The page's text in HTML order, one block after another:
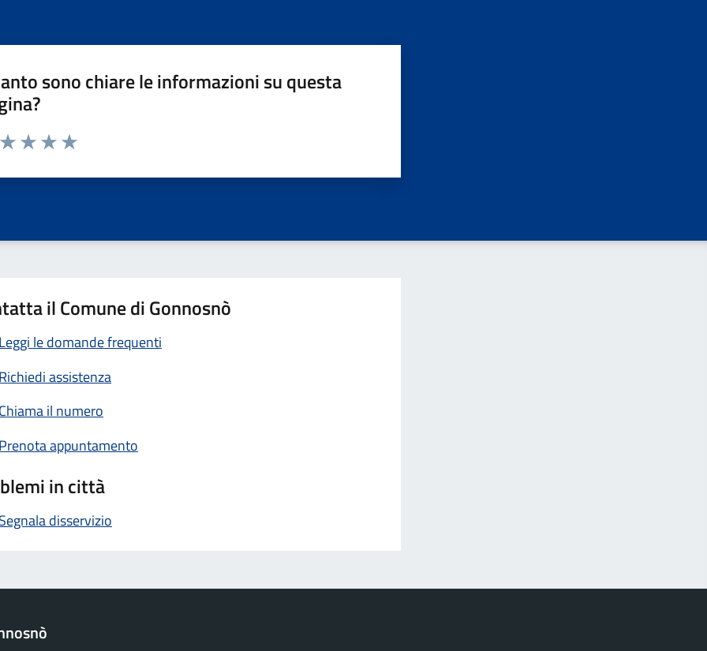
sono chiare le informazioni su questa
da 1 a 5 stelle la pagina
il Comune di Gonnosnò
Leggi le domande frequenti
Richiedi assistenza
Chiama il numero
Prenota appuntamento
in città
Segnala disservizio